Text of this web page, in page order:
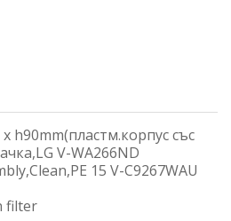
h90mm(пластм.корпус със
V-WA266ND
15 V-C9267WAU
filter